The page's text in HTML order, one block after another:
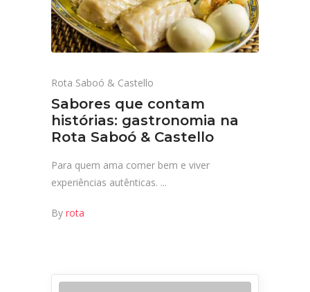
Rota Saboó & Castello
Sabores que contam
histórias: gastronomia na
Rota Saboó & Castello
Para quem ama comer bem e viver
experiências autênticas.
By rota